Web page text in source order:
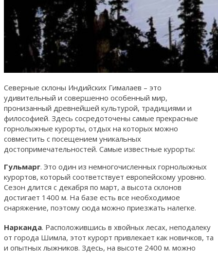
Северные склоны Индийских Гималаев – это
удивительный и совершенно особенный мир,
пронизанный древнейшей культурой, традициями и
философией. Здесь сосредоточены самые прекрасные
горнолыжные курорты, отдых на которых можно
совместить с посещением уникальных
достопримечательностей. Самые известные курорты:
Гульмарг. Это один из немногочисленных горнолыжных
курортов, который соответствует европейскому уровню.
Сезон длится с декабря по март, а высота склонов
достигает 1400 м. На базе есть все необходимое
снаряжение, поэтому сюда можно приезжать налегке.
Нарканда. Расположившись в хвойных лесах, неподалеку
от города Шимла, этот курорт привлекает как новичков, та
и опытных лыжников. Здесь, на высоте 2400 м. можно